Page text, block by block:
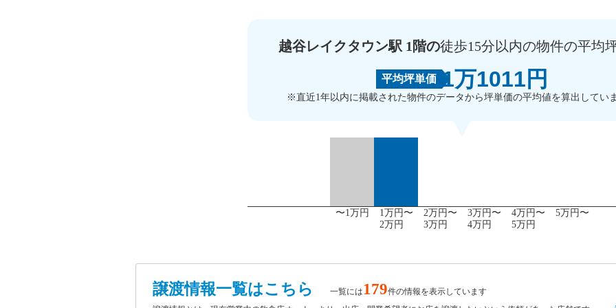
越谷レイクタウン駅 1階の徒歩15分以内の物件の平均
平均坪単価 1万1011円
※直近1年以内に掲載された物件のデータから坪単価の平均値を算出していま
〜1万円
1万円〜
2万円
2万円〜
3万円
3万円〜
4万円
4万円〜
5万円
5万円〜
譲渡情報一覧はこちら 一覧には179件の情報を表示しています